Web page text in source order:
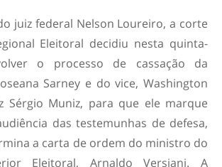
juiz federal Nelson Loureiro, a corte
Eleitoral decidiu nesta quinta-
o processo de cassação da
Sarney e do vice, Washington
Sérgio Muniz, para que ele marque
das testemunhas de defesa,
a carta de ordem do ministro do
Eleitoral, Arnaldo Versiani. A